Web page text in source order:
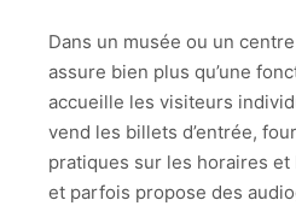
Dans un musée ou un
assure bien plus qu’une
accueille les visiteurs
vend les billets d’entrée,
pratiques sur les horaires
et parfois propose des